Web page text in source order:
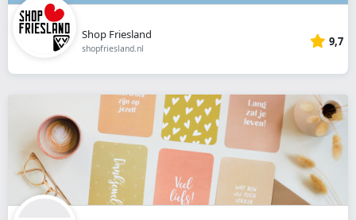
Shop Friesland
shopfriesland.nl 9,7